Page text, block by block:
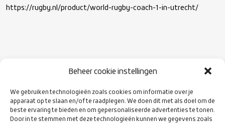
Beheer cookie instellingen
We gebruiken technologieën zoals cookies om informatie over je
apparaat op te slaan en/of te raadplegen. We doen dit met als doel om de
beste ervaring te bieden en om gepersonaliseerde advertenties te tonen.
Door in te stemmen met deze technologieën kunnen we gegevens zoals
https://rugby.nl/product/world-rugby-coach-1-in-utrecht/
MEDIA